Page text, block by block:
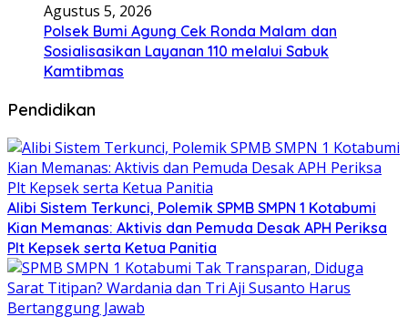
Agustus 5, 2026
Polsek Bumi Agung Cek Ronda Malam dan
Sosialisasikan Layanan 110 melalui Sabuk
Kamtibmas
Pendidikan
Alibi Sistem Terkunci, Polemik SPMB SMPN 1 Kotabumi
Kian Memanas: Aktivis dan Pemuda Desak APH Periksa
Plt Kepsek serta Ketua Panitia